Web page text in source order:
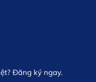
Đăng ký ngay.